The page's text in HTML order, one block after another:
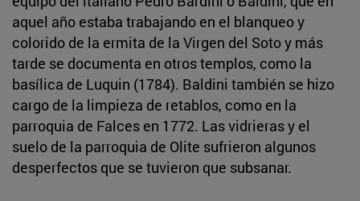
aquel año estaba trabajando en el blanqueo y
colorido de la ermita de la Virgen del Soto y más
tarde se documenta en otros templos, como la
basílica de Luquin (1784). Baldini también se hizo
cargo de la limpieza de retablos, como en la
parroquia de Falces en 1772. Las vidrieras y el
suelo de la parroquia de Olite sufrieron algunos
desperfectos que se tuvieron que subsanar.